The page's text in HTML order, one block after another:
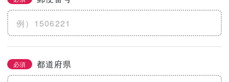
必須 都道府県